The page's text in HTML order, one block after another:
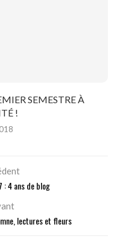
SEMESTRE À
!
: 4 ans de blog
lectures et fleurs